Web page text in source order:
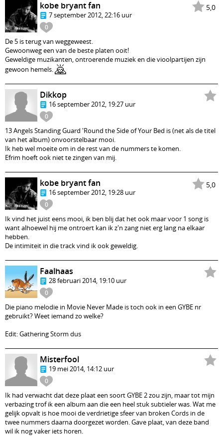
5,0
0
kobe bryant fan
7 september 2012, 22:16 uur
De 5 is terug van weggeweest.
Gewoonweg een van de beste platen ooit!
Geweldige muzikanten, ontroerende muziek en die vioolpartijen zijn
gewoon hemels.🙇
0
Dikkop
16 september 2012, 19:27 uur
13 Angels Standing Guard 'Round the Side of Your Bed is (net als de titel
van het album) onvoorstelbaar mooi.
Ik heb wel moeite om in de rest van de nummers te komen.
Efrim hoeft ook niet te zingen van mij.
5,0
0
kobe bryant fan
16 september 2012, 19:28 uur
Ik vind het juist eens mooi, ik ben blij dat het ook maar voor 1 song is
want alhoewel hij me ontroert kan ik z'n zang niet erg lang na elkaar
hebben.
De intimiteit in die track vind ik ook geweldig.
0
Faalhaas
28 februari 2014, 19:10 uur
Die piano melodie in Movie Never Made is toch ook in een GYBE nr
gebruikt? Weet iemand zo welke?
Edit: Gathering Storm dus
0
Misterfool
19 mei 2014, 14:12 uur
Ik had verwacht dat deze plaat een soort GYBE 2 zou zijn, maar tot mijn
verbazing trof ik een album aan die een heel stuk subtieler was. Wat me
gelijk opvalt is hoe mooi de verdrietige sfeer van broken Cords in de
twee nummers daarna doorgezet worden. Gave plaat, van deze band
wil ik nog vaker iets horen.